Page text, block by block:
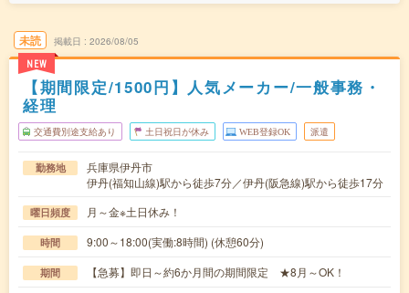
未読
NEW
掲載日 2026/08/05
【期間限定/1500円】人気メーカー/一般事務・
経理
交通費別途支給あり 土日祝日が休み WEB登録OK 派遣
勤務地
兵庫県伊丹市
伊丹(福知山線)駅から徒歩7分／伊丹(阪急線)駅から徒歩17分
曜日頻度 月～金※土日休み！
時間 9:00～18:00(実働:8時間) (休憩60分)
期間 【急募】即日～約6か月間の期間限定 ★8月～OK！